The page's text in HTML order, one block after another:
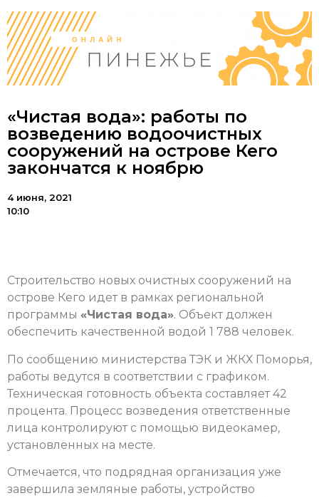
«Чистая вода»: работы по
возведению водоочистных
сооружений на острове Кего
закончатся к ноябрю
4 июня, 2021
10:10
Строительство новых очистных сооружений на
острове Кего идет в рамках региональной
программы «Чистая вода». Объект должен
обеспечить качественной водой 1 788 человек.
По сообщению министерства ТЭК и ЖКХ Поморья,
работы ведутся в соответствии с графиком.
Техническая готовность объекта составляет 42
процента. Процесс возведения ответственные
лица контролируют с помощью видеокамер,
установленных на месте.
Отмечается, что подрядная организация уже
завершила земляные работы, устройство